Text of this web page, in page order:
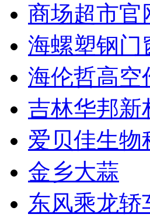
商场超市官
海螺塑钢门
海伦哲高空
吉林华邦新
爱贝佳生物
金乡大蒜
东风乘龙轿